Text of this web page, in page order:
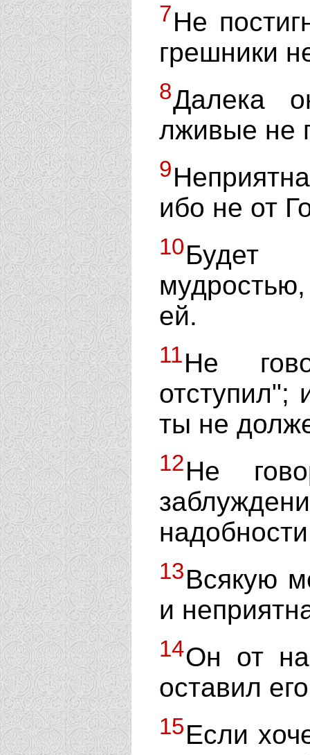
7Не
грешники
8Далека
лживые не
9
ибо не от
10Будет
ей.
11Не
отступил";
ты не
12Не
13Всякую
и
14Он от
оставил
15Если